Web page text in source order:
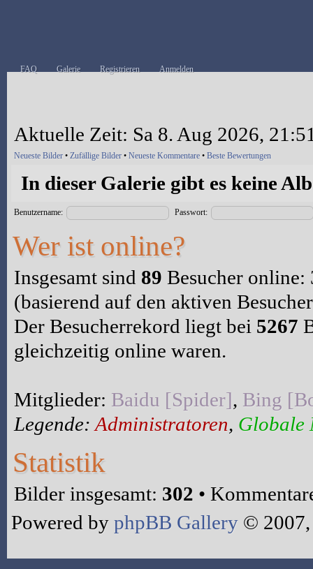
FAQ Galerie Registrieren Anmelden
Aktuelle Zeit: Sa 8. Aug 2026,
Neueste Bilder • Zufällige Bilder • Neueste Kommentare • Beste Bewertungen
In dieser Galerie gibt es keine
Benutzername: Passwort:
Wer ist online?
Insgesamt sind 89 Besucher online:
(basierend auf den aktiven
Der Besucherrekord liegt bei 5267
gleichzeitig online waren.
Mitglieder: Baidu [Spider], Bing
Legende: Administratoren, Globale
Statistik
Bilder insgesamt: 302 •
Powered by phpBB Gallery ©